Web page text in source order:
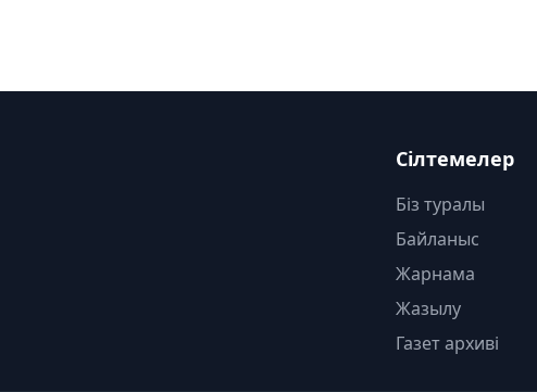
Сілтемелер
Біз туралы
Байланыс
Жарнама
Жазылу
Газет архиві